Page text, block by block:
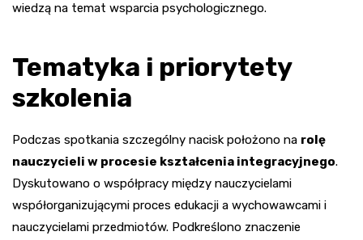
wiedzą na temat wsparcia psychologicznego.
Tematyka i priorytety
szkolenia
Podczas spotkania szczególny nacisk położono na rolę
nauczycieli w procesie kształcenia integracyjnego.
Dyskutowano o współpracy między nauczycielami
współorganizującymi proces edukacji a wychowawcami i
nauczycielami przedmiotów. Podkreślono znaczenie